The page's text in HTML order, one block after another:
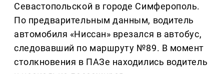
Севастопольской в городе Симферополь.
По предварительным данным, водитель
автомобиля «Ниссан» врезался в автобус,
следовавший по маршруту №89. В момент
столкновения в ПАЗе находились водитель